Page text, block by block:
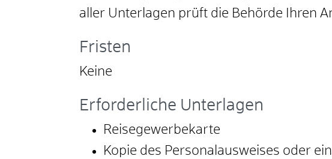
aller Unterlagen prüft die Behörde Ihren
Fristen
Keine
Erforderliche Unterlagen
Reisegewerbekarte
Kopie des Personalausweises oder